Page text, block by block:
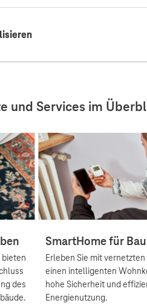
und Services im
bieten
des
SmartHome für
Erleben Sie mit vernetzten
einen intelligenten
hohe Sicherheit und
Energienutzung.